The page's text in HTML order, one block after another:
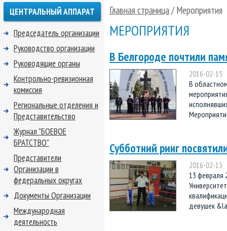
Главная страница/ Мероприятия
МЕРОПРИЯТИЯ
В Белгороде почтили
2016-02-15
В
Субботний ринг
2016-02-13
13 февраля
девушек
ЦЕНТРАЛЬНЫЙ АППАРАТ
Председатель организации
Руководство организации
Руководящие органы
Контрольно-ревизионная
комиссия
Региональные отделения и
Представительство
Журнал "БОЕВОЕ
БРАТСТВО"
Представители
Организации в
федеральных округах
Документы Организации
Международная
деятельность